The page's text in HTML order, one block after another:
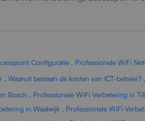
Configuratie , Professionele WiFi
, Waaruit bestaan de kosten van ICT-beheer? ,
Bosch , Professionele WiFi Verbetering in
in Waalwijk , Professionele WiFi